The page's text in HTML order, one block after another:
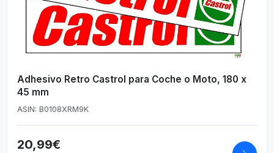
Adhesivo Retro Castrol para Coche o Moto, 180 x
45 mm
ASIN: B0108XRM9K
20,99€